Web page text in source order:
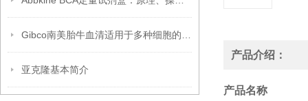
亚克隆基本简介
产品介绍：
产品名称